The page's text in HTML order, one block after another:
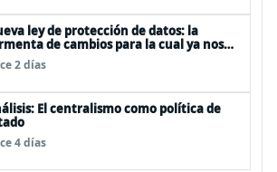
ley de protección de datos: la
de cambios para la cual ya nos
estar preparando
2 días
El centralismo como política de
4 días